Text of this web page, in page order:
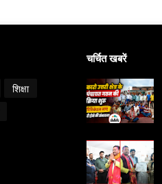
शिक्षा
चर्चित खबरें